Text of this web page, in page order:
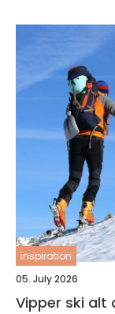
inspiration
05. July 2026
Vipper ski alt du bør vite om